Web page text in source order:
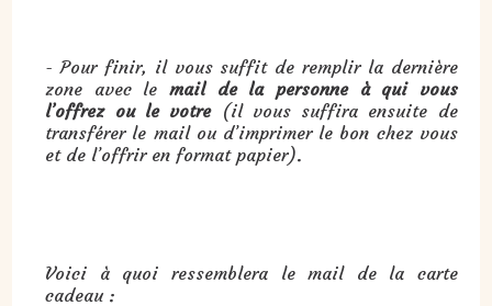
- Pour finir, il vous suffit de remplir la dernière
zone avec lemail de la personne à qui vous
l’offrez ou le votre(il vous suffira ensuite de
transférer le mail ou d’imprimer le bon chez vous
et de l’offrir en format papier).
Voici à quoi ressemblera le mail de la carte
cadeau :